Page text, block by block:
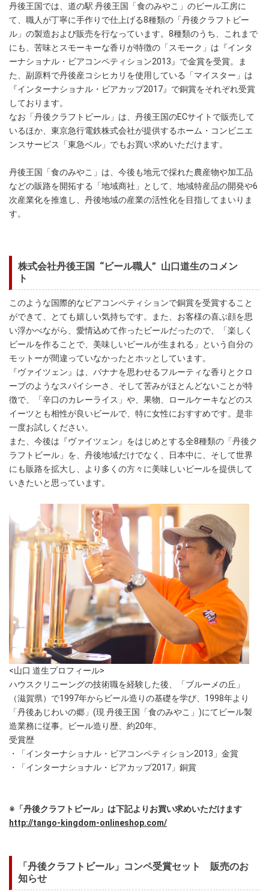
丹後王国では、道の駅 丹後王国「食のみやこ」のビール工房に
て、職人が丁寧に手作りで仕上げる8種類の「丹後クラフトビー
ル」の製造および販売を行なっています。8種類のうち、これまで
にも、苦味とスモーキーな香りが特徴の「スモーク」は『インタ
ーナショナル・ビアコンペティション2013』で金賞を受賞。ま
た、副原料で丹後産コシヒカリを使用している「マイスター」は
『インターナショナル・ビアカップ2017』で銅賞をそれぞれ受賞
しております。
なお「丹後クラフトビール」は、丹後王国のECサイトで販売して
いるほか、東京急行電鉄株式会社が提供するホーム・コンビニエ
ンスサービス「東急ベル」でもお買い求めいただけます。
丹後王国「食のみやこ」は、今後も地元で採れた農産物や加工品
などの販路を開拓する「地域商社」として、地域特産品の開発や6
次産業化を推進し、丹後地域の産業の活性化を目指してまいりま
す。
株式会社丹後王国 “ビール職人” 山口道生のコメン
ト
このような国際的なビアコンペティションで銅賞を受賞すること
ができて、とても嬉しい気持ちです。また、お客様の喜ぶ顔を思
い浮かべながら、愛情込めて作ったビールだったので、「楽しく
ビールを作ることで、美味しいビールが生まれる」という自分の
モットーが間違っていなかったとホッとしています。
『ヴァイツェン』は、バナナを思わせるフルーティな香りとクロ
ーブのようなスパイシーさ、そして苦みがほとんどないことが特
徴で、「辛口のカレーライス」や、果物、ロールケーキなどのス
イーツとも相性が良いビールで、特に女性におすすめです。是非
一度お試しください。
また、今後は『ヴァイツェン』をはじめとする全8種類の「丹後ク
ラフトビール」を、丹後地域だけでなく、日本中に、そして世界
にも販路を拡大し、より多くの方々に美味しいビールを提供して
いきたいと思っています。
<山口 道生プロフィール>
ハウスクリニーングの技術職を経験した後、「ブルーメの丘」
（滋賀県）で1997年からビール造りの基礎を学び、1998年より
「丹後あじわいの郷」(現 丹後王国「食のみやこ」)にてビール製
造業務に従事。ビール造り歴、約20年。
受賞歴
・「インターナショナル・ビアコンペティション2013」金賞
・「インターナショナル・ビアカップ2017」銅賞
※「丹後クラフトビール」は下記よりお買い求めいただけます
http://tango-kingdom-onlineshop.com/
「丹後クラフトビール」コンペ受賞セット 販売のお
知らせ